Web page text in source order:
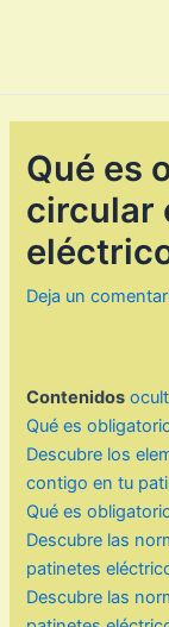
Qué es
circular
Deja un
Contenidos
Qué es
Descubre los
contigo en tu
Qué es
Descubre las
patinetes
Descubre las